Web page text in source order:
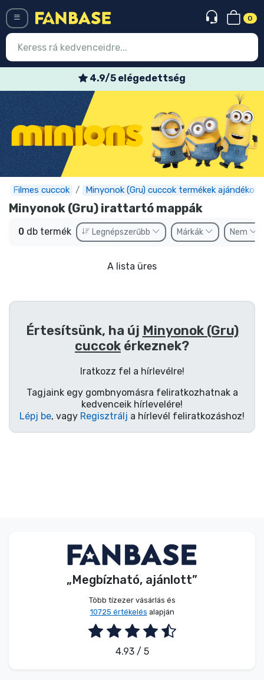
0
4.9/5 elégedettség
Filmes cuccok Minyonok (Gru) cuccok termékek ajándékok
Minyonok (Gru) irattartó mappák
0 db termék Legnépszerűbb Márkák Nem
A lista üres
Értesítsünk, ha új Minyonok (Gru)
cuccok érkeznek?
Iratkozz fel a hírlevélre!
Tagjaink egy gombnyomásra feliratkozhatnak a
kedvenceik hírlevelére!
Lépj be, vagy Regisztrálj a hírlevél feliratkozáshoz!
„Megbízható, ajánlott”
Több tízezer vásárlás és
10725 értékelés alapján
4.93 / 5
Belépés Regisztráció
Legújabb cuccok
Akciós ajánlatok
Express szállítás
Előrendelhető cuccok
Outlet cuccok
Sorozatos cuccok
Filmes cuccok
Mesés cuccok
Animés cuccok
Terméktípusok